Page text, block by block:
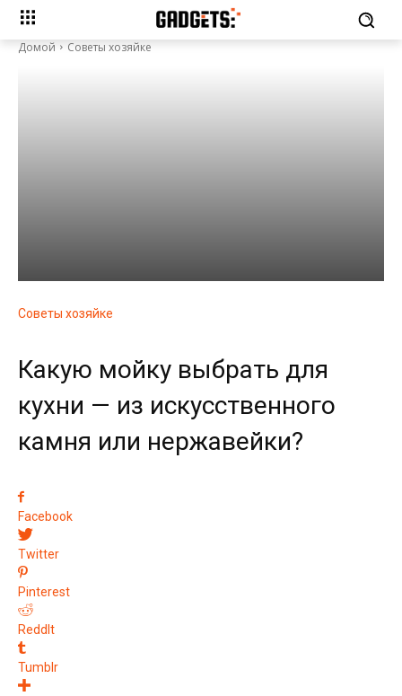
Домой Советы хозяйке
Советы хозяйке
Какую мойку выбрать для
кухни — из искусственного
камня или нержавейки?
Facebook
Twitter
Pinterest
ReddIt
Tumblr